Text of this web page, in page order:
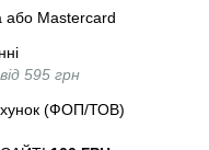
або Mastercard
595 грн
(ФОП/ТОВ)